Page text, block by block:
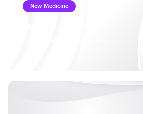
New Medicine